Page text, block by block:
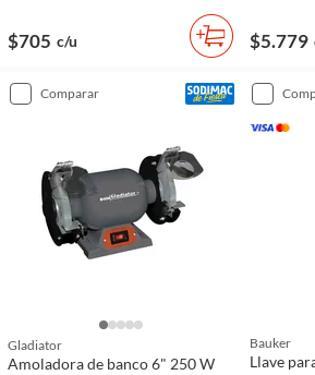
$705 c/u $5.779
comparar
Gladiator
Amoladora de banco 6" 250 W
Bauker
Llave